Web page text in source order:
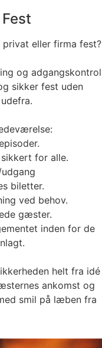
eller firma fest?
og adgangskontrol
sikker fest uden
for alle.
biletter.
ved behov.
gæster.
inden for de
helt fra idé
ankomst og
smil på læben fra